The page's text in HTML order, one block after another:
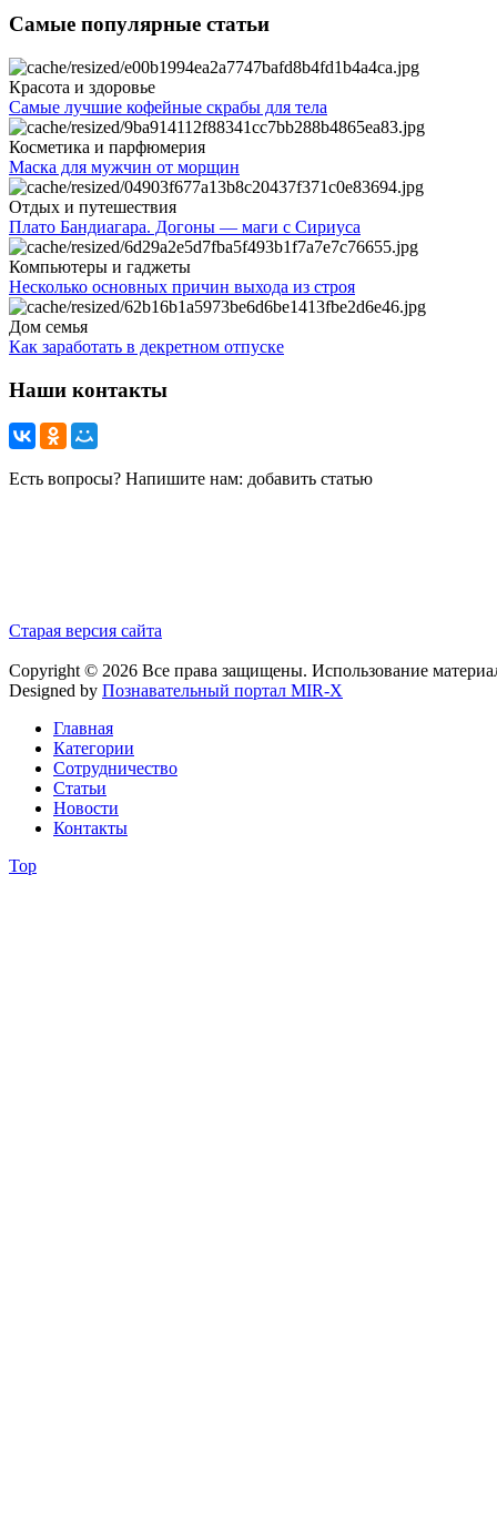
Самые популярные статьи
Красота и здоровье
Самые лучшие кофейные скрабы для тела
Косметика и парфюмерия
Маска для мужчин от морщин
Отдых и путешествия
Плато Бандиагара. Догоны — маги с Сириуса
Компьютеры и гаджеты
Несколько основных причин выхода из строя
Дом семья
Как заработать в декретном отпуске
Наши контакты
Есть вопросы? Напишите нам: добавить статью
Старая версия сайта
Copyright © 2026 Все права защищены. Использование
Designed by Познавательный портал MIR-X
Главная
Категории
Сотрудничество
Статьи
Новости
Контакты
Top